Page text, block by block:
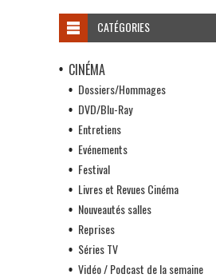
CATÉGORIES
CINÉMA
Dossiers/Hommages
DVD/Blu-Ray
Entretiens
Evénements
Festival
Livres et Revues Cinéma
Nouveautés salles
Reprises
Séries TV
Vidéo / Podcast de la semaine